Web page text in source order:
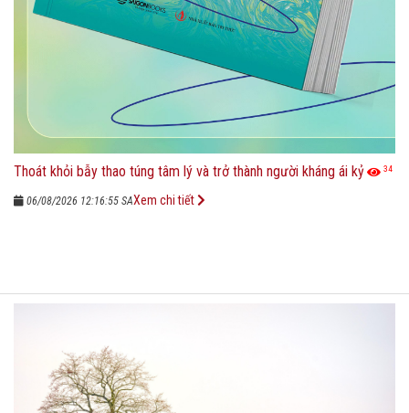
Thoát khỏi bẫy thao túng tâm lý và trở thành người kháng ái kỷ 34
06/08/2026 12:16:55 SAXem chi tiết